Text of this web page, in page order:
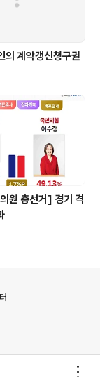
의 계약갱신청구권
원 총선거] 경기 격